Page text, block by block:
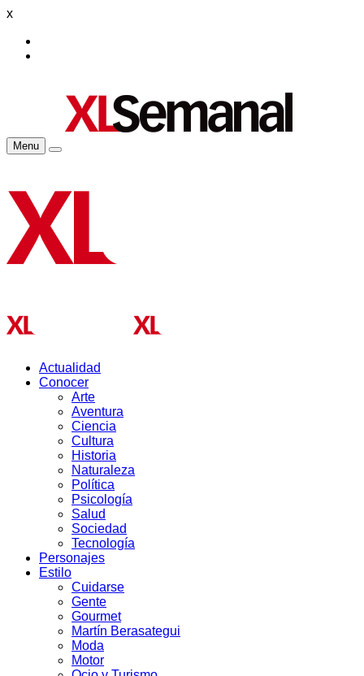
x
Menu
Actualidad
Conocer
Arte
Aventura
Ciencia
Cultura
Historia
Naturaleza
Política
Psicología
Salud
Sociedad
Tecnología
Personajes
Estilo
Cuidarse
Gente
Gourmet
Martín Berasategui
Moda
Motor